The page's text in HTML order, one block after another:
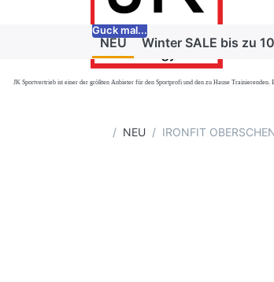
NEU
Guck mal...
Winter SALE bis zu
JK Sportvertrieb ist einer der größten Anbieter für den Sportprofi und den zu Hause Trainierenden.
Startseite
NEU IRONFIT